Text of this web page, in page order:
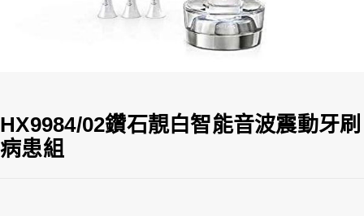
HX9984/02鑽石靚白智能音波震動牙刷
病患組